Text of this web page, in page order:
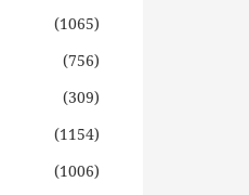
(1065)
(756)
(309)
(1154)
(1006)